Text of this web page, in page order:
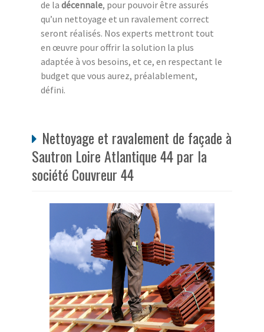
de la décennale, pour pouvoir être assurés
qu’un nettoyage et un ravalement correct
seront réalisés. Nos experts mettront tout
en œuvre pour offrir la solution la plus
adaptée à vos besoins, et ce, en respectant le
budget que vous aurez, préalablement,
défini.
Nettoyage et ravalement de façade à
Sautron Loire Atlantique 44 par la
société Couvreur 44